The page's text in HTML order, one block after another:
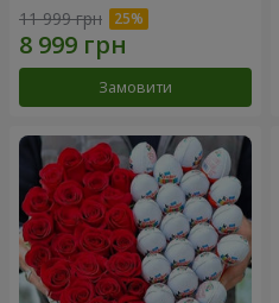
11 999 грн
Замовити